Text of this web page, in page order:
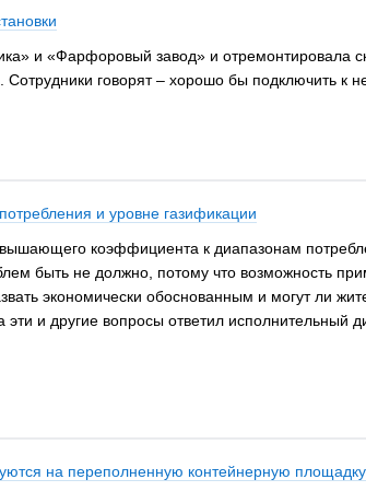
и «Фарфоровый завод» и отремонтировала
говорят – хорошо бы подключить к
и уровне газификации
коэффициента к диапазонам
быть не должно, потому что возможность
экономически обоснованным и могут ли
и другие вопросы ответил исполнительный
на переполненную контейнерную